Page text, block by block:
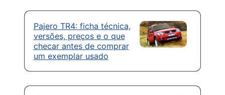
Pajero TR4: ficha técnica,
versões, preços e o que
checar antes de comprar
um exemplar usado